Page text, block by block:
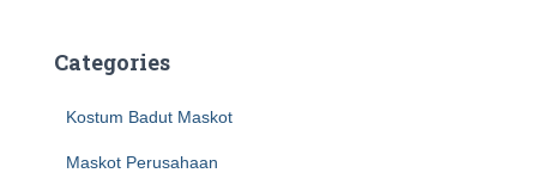
Categories
Kostum Badut Maskot
Maskot Perusahaan